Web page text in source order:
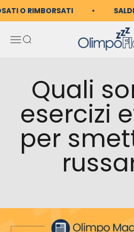
Vai al
O RIMBORSATI
Apri il menu
Mostra il
Quali
esercizi
per